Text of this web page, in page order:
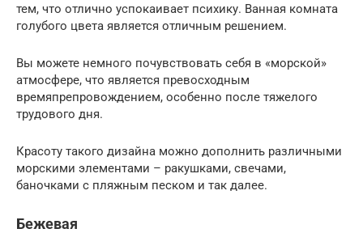
тем, что отлично успокаивает психику. Ванная комната
голубого цвета является отличным решением.
Вы можете немного почувствовать себя в «морской»
атмосфере, что является превосходным
времяпрепровождением, особенно после тяжелого
трудового дня.
Красоту такого дизайна можно дополнить различными
морскими элементами – ракушками, свечами,
баночками с пляжным песком и так далее.
Бежевая